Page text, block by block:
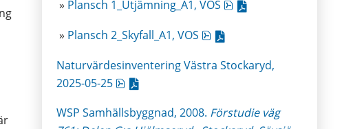
» Plansch 1_Utjämning_A1, VOS pdf, 2 MB, öppnas i
» Plansch 2_Skyfall_A1, VOS pdf, 2.1 MB, öppnas i nytt
Naturvärdesinventering Västra Stockaryd,
2025-05-25
pdf, 4.9 MB, öppnas i nytt fönster.
WSP Samhällsbyggnad, 2008. Förstudie väg